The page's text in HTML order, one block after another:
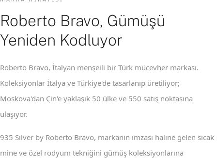
Roberto Bravo, Gümüşü
Yeniden Kodluyor
Roberto Bravo, İtalyan menşeili bir Türk mücevher markası.
Koleksiyonlar İtalya ve Türkiye'de tasarlanıp üretiliyor;
Moskova'dan Çin'e yaklaşık 50 ülke ve 550 satış noktasına
ulaşıyor.
935 Silver by Roberto Bravo, markanın imzası haline gelen sıcak
mine ve özel rodyum tekniğini gümüş koleksiyonlarına